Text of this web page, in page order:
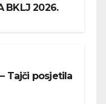
BKLJ 2026.
Tajči posjetila